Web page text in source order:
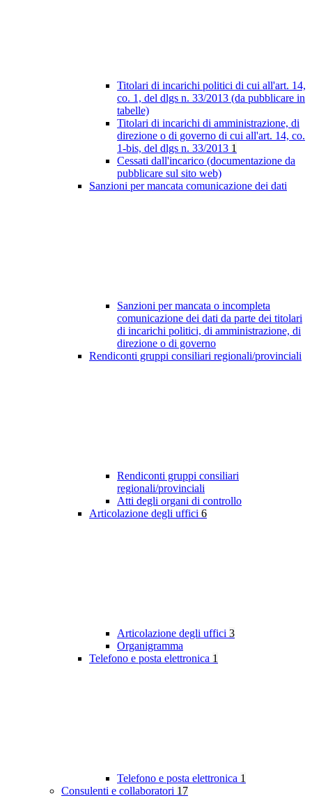
Titolari di incarichi politici di cui all'art. 14,
co. 1, del dlgs n. 33/2013 (da pubblicare in
tabelle)
Titolari di incarichi di amministrazione, di
direzione o di governo di cui all'art. 14, co.
1-bis, del dlgs n. 33/2013 1
Cessati dall'incarico (documentazione da
pubblicare sul sito web)
Sanzioni per mancata comunicazione dei dati
Sanzioni per mancata o incompleta
comunicazione dei dati da parte dei titolari
di incarichi politici, di amministrazione, di
direzione o di governo
Rendiconti gruppi consiliari regionali/provinciali
Rendiconti gruppi consiliari
regionali/provinciali
Atti degli organi di controllo
Articolazione degli uffici 6
Articolazione degli uffici 3
Organigramma
Telefono e posta elettronica 1
Telefono e posta elettronica 1
Consulenti e collaboratori 17